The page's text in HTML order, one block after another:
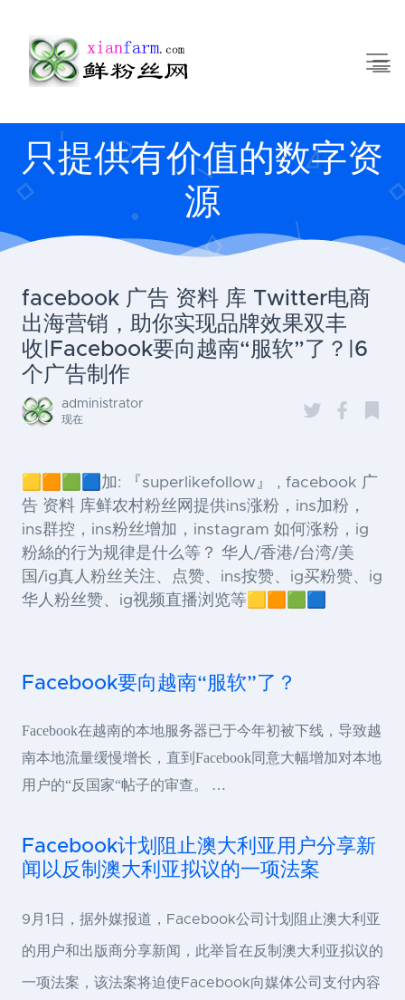
只提供有价值的数字资
源
facebook 广告 资料 库 Twitter电商
出海营销，助你实现品牌效果双丰
收|Facebook要向越南“服软”了？|6
个广告制作
administrator
现在
🟨🟧🟩🟦加: 『superlikefollow』 , facebook 广
告 资料 库鲜农村粉丝网提供ins涨粉，ins加粉，
ins群控，ins粉丝增加，instagram 如何涨粉，ig
粉絲的行为规律是什么等？ 华人/香港/台湾/美
国/ig真人粉丝关注、点赞、ins按赞、ig买粉赞、ig
华人粉丝赞、ig视频直播浏览等🟨🟧🟩🟦
Facebook要向越南“服软”了？
Facebook在越南的本地服务器已于今年初被下线，导致越
南本地流量缓慢增长，直到Facebook同意大幅增加对本地
用户的“反国家“帖子的审查。 …
Facebook计划阻止澳大利亚用户分享新
闻以反制澳大利亚拟议的一项法案
9月1日，据外媒报道，Facebook公司计划阻止澳大利亚
的用户和出版商分享新闻，此举旨在反制澳大利亚拟议的
一项法案，该法案将迫使Facebook向媒体公司支付内容